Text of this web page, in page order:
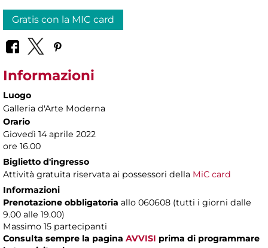
Gratis con la MIC card
Informazioni
Luogo
Galleria d'Arte Moderna
Orario
Giovedì 14 aprile 2022
ore 16.00
Biglietto d'ingresso
Attività gratuita riservata ai possessori della MiC card
Informazioni
Prenotazione obbligatoria allo 060608 (tutti i giorni dalle
9.00 alle 19.00)
Massimo 15 partecipanti
Consulta sempre la pagina AVVISI prima di programmare